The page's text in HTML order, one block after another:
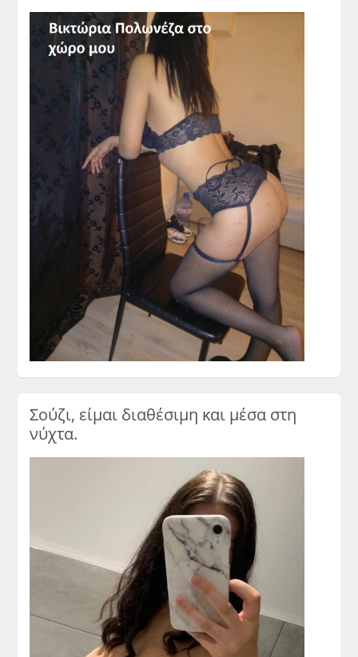
Σούζι, είμαι διαθέσιμη και μέσα στη
νύχτα.